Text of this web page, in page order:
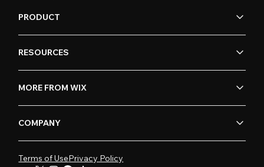
PRODUCT
RESOURCES
MORE FROM WIX
COMPANY
Terms of UsePrivacy Policy